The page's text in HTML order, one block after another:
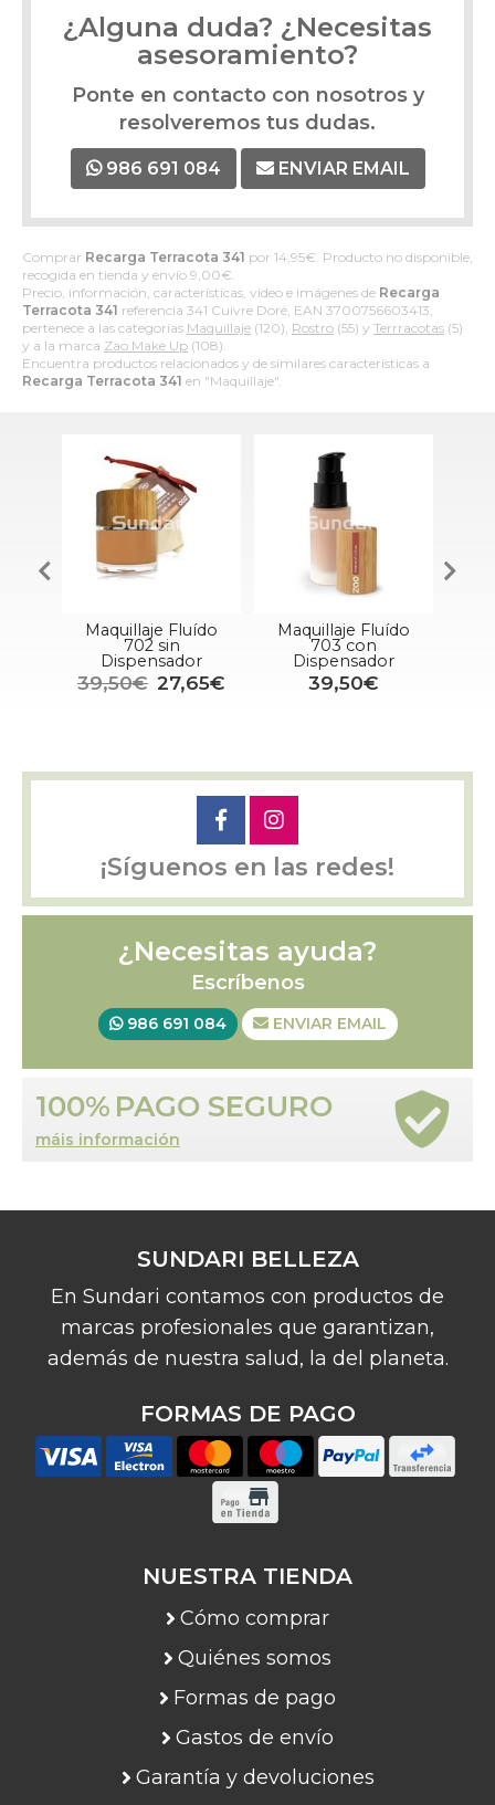
Comprar Recarga Terracota 341 por 14,95€ . Producto no disponible,
recogida en tienda y envío 9,00€
Precio, información, características, video e imágenes de Recarga
Terracota 341 referencia 341 Cuivre Doré, EAN 3700756603413,
pertenece a las categorías Maquillaje (120), Rostro (55) y Terrracotas (5)
y a la marca Zao Make Up (108).
Encuentra productos relacionados y de similares características a
Recarga Terracota 341 en "Maquillaje".
¿Alguna duda? ¿Necesitas
asesoramiento?
Ponte en contacto con nosotros y
resolveremos tus dudas.
986 691 084 ENVIAR EMAIL
Maquillaje Fluído
702 sin
Dispensador
39,50€ 27,65€
Maquillaje Fluído
703 con
Dispensador
39,50€
¡Síguenos en las redes!
¿Necesitas ayuda?
Escríbenos
986 691 084 ENVIAR EMAIL
100% PAGO SEGURO
máis información
SUNDARI BELLEZA
En Sundari contamos con productos de
marcas profesionales que garantizan,
además de nuestra salud, la del planeta.
FORMAS DE PAGO
NUESTRA TIENDA
Cómo comprar
Quiénes somos
Formas de pago
Gastos de envío
Garantía y devoluciones